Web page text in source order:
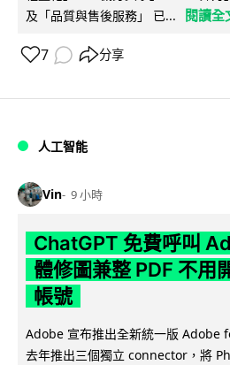
及「品質與售後服務」 已...
閱讀全
7 分享
人工智能
Vin 9 小時
ChatGPT 免費呼叫
體修圖兼整 PDF 不用
帳號
Adobe 宣布推出全新統一版 Adobe
去年推出三個獨立 connector，將